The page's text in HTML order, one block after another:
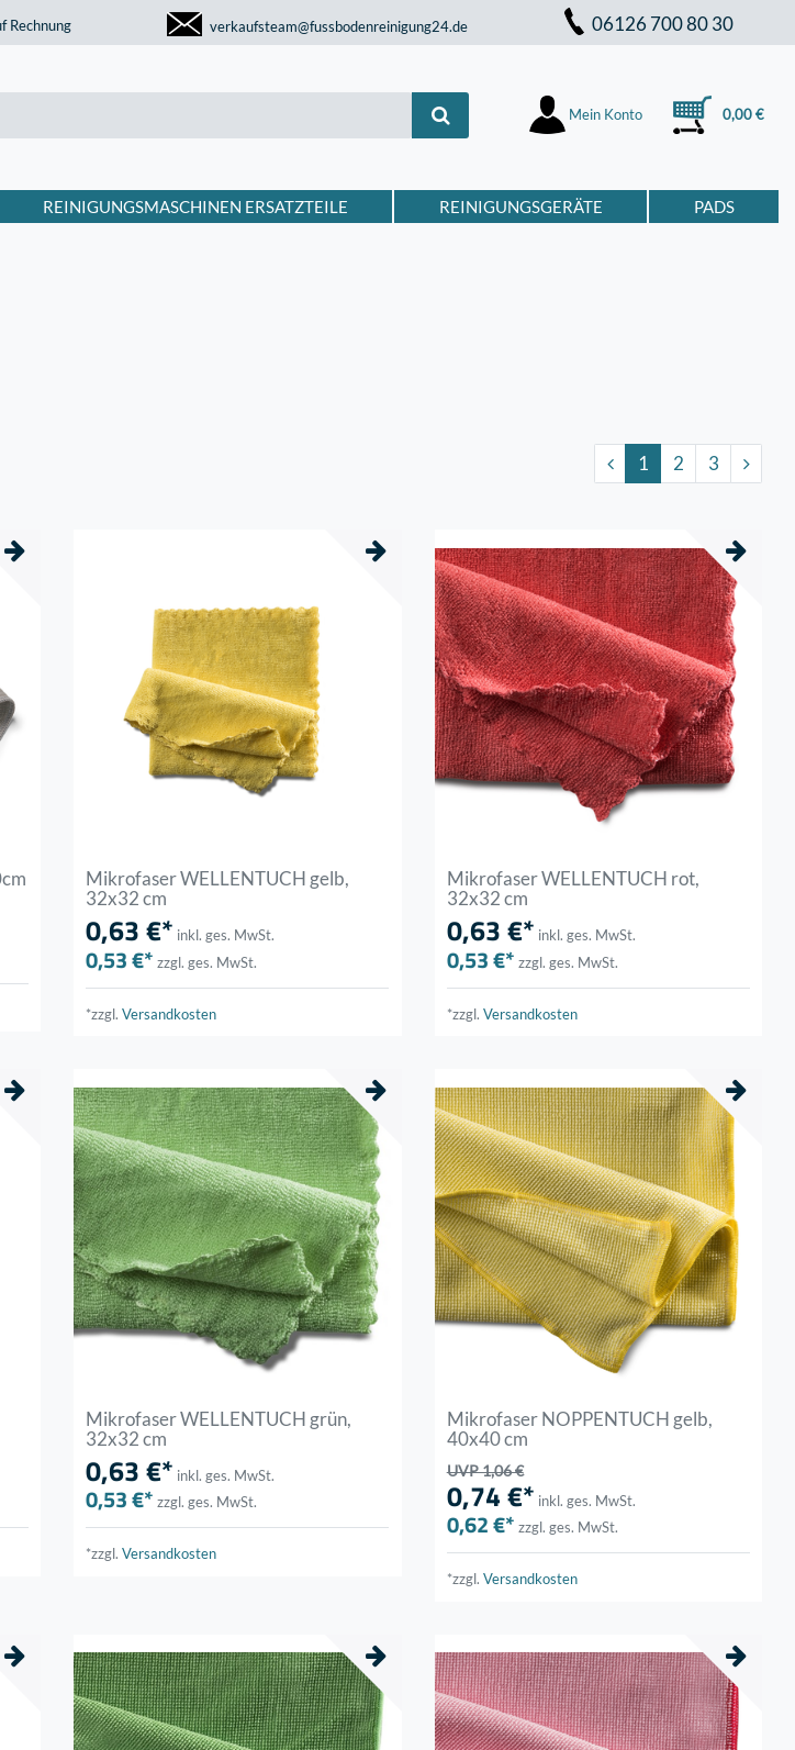
Rechnung verkaufsteam@fussbodenreinigung24.de 06126 700 80 30
Mein Konto 0,00 €
REINIGUNGSMASCHINEN ERSATZTEILE REINIGUNGSGERÄTE PADS
1 2 3
Mikrofaser WELLENTUCH gelb,
32x32 cm
0,63 €* inkl. ges. MwSt.
0,53 €* zzgl. ges. MwSt.
*zzgl.Versandkosten
Mikrofaser WELLENTUCH rot,
32x32 cm
0,63 €* inkl. ges. MwSt.
0,53 €* zzgl. ges. MwSt.
*zzgl. Versandkosten
Mikrofaser WELLENTUCH grün,
32x32 cm
0,63 €* inkl. ges. MwSt.
0,53 €* zzgl. ges. MwSt.
*zzgl.Versandkosten
Mikrofaser NOPPENTUCH gelb,
40x40 cm
UVP 1,06 €
0,74 €* inkl. ges. MwSt.
0,62 €* zzgl. ges. MwSt.
*zzgl. Versandkosten